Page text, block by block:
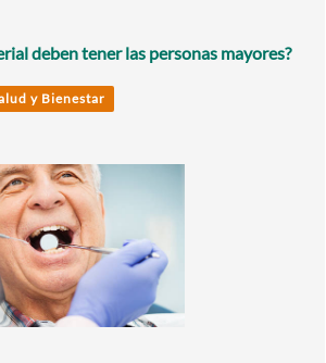
deben tener las personas mayores?
y Bienestar